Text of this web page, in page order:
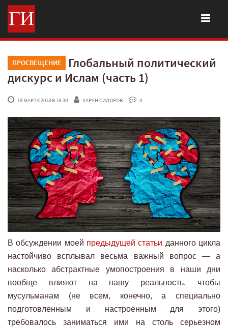
ПРОСВЕЩЕНИЕ
Глобальный политический
дискурс и Ислам (часть 1)
19 МАРТА'2018 В 18:30 ХАРУН СИДОРОВ 0
В обсуждении моей предыдущей статьи данного цикла
настойчиво всплывал весьма важный вопрос — а
насколько абстрактные умопостроения в наши дни
вообще влияют на нашу реальность, чтобы
мусульманам (не всем, конечно, а специально
подготовленным и настроенным для этого)
требовалось заниматься ими на столь серьезном